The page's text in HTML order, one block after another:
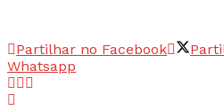
Partilhar no Facebook
Whatsapp